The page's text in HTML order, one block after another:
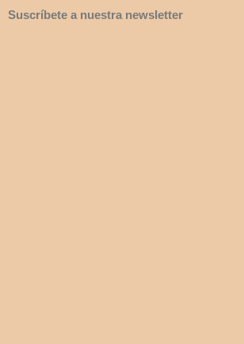
Suscríbete a nuestra newsletter